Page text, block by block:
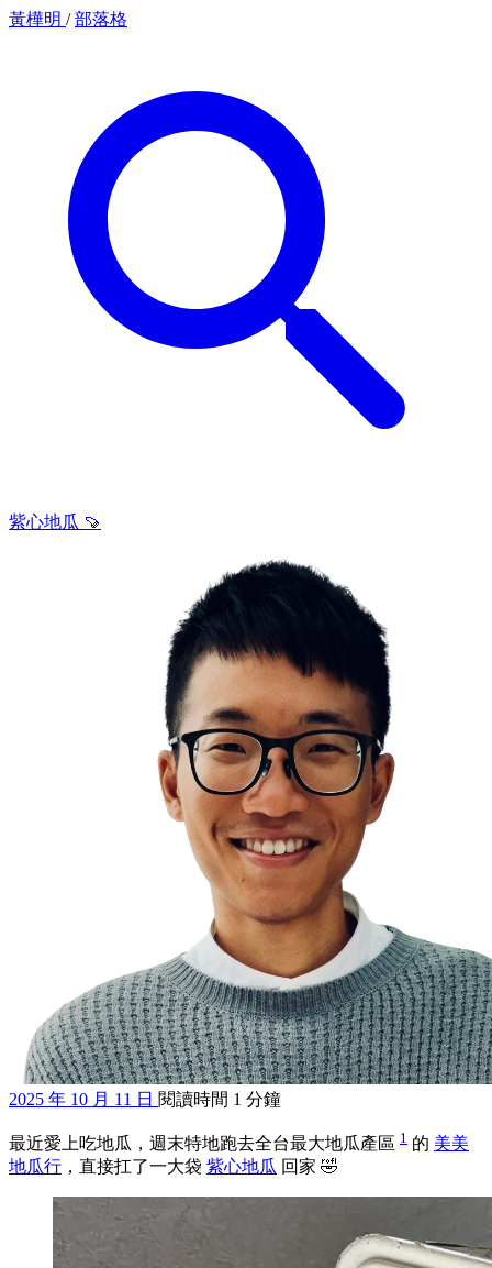
黃樺明 / 部落格
紫心地瓜 🍠
2025 年 10 月 11 日 閱讀時間 1 分鐘
最近愛上吃地瓜，週末特地跑去全台最大地瓜產區 1 的 美美
地瓜行 ，直接扛了一大袋 紫心地瓜 回家 🤣